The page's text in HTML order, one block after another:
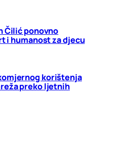
Čilić ponovno
i humanost za djecu
korištenja
preko ljetnih